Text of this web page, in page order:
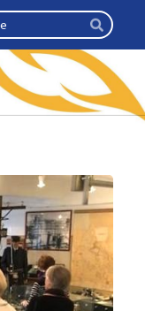
Haku
Hae
seniorit ry